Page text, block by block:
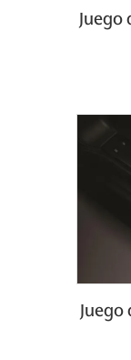
Juego
Juego